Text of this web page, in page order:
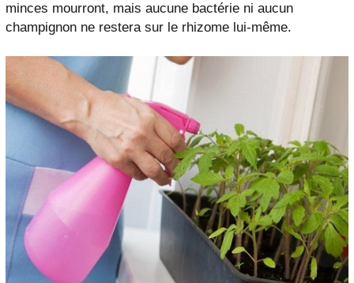
minces mourront, mais aucune bactérie ni aucun
champignon ne restera sur le rhizome lui-même.